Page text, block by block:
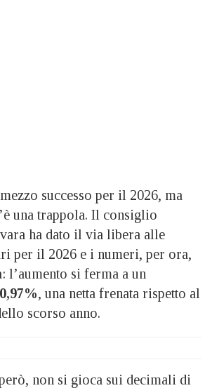
successo per il 2026, ma
una trappola. Il consiglio
ha dato il via libera alle
per il 2026 e i numeri, per ora,
l’aumento si ferma a un
, una netta frenata rispetto al
scorso anno.
non si gioca sui decimali di